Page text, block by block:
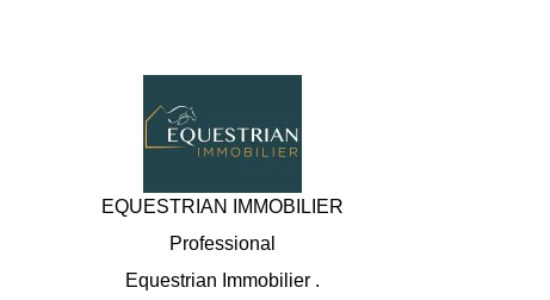
EQUESTRIAN IMMOBILIER
Professional
Equestrian Immobilier .